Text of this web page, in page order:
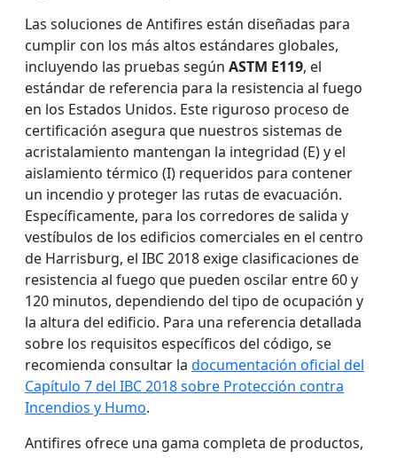
Las soluciones de Antifires están diseñadas para
cumplir con los más altos estándares globales,
incluyendo las pruebas según ASTM E119, el
estándar de referencia para la resistencia al fuego
en los Estados Unidos. Este riguroso proceso de
certificación asegura que nuestros sistemas de
acristalamiento mantengan la integridad (E) y el
aislamiento térmico (I) requeridos para contener
un incendio y proteger las rutas de evacuación.
Específicamente, para los corredores de salida y
vestíbulos de los edificios comerciales en el centro
de Harrisburg, el IBC 2018 exige clasificaciones de
resistencia al fuego que pueden oscilar entre 60 y
120 minutos, dependiendo del tipo de ocupación y
la altura del edificio. Para una referencia detallada
sobre los requisitos específicos del código, se
recomienda consultar la documentación oficial del
Capítulo 7 del IBC 2018 sobre Protección contra
Incendios y Humo.
Antifires ofrece una gama completa de productos,